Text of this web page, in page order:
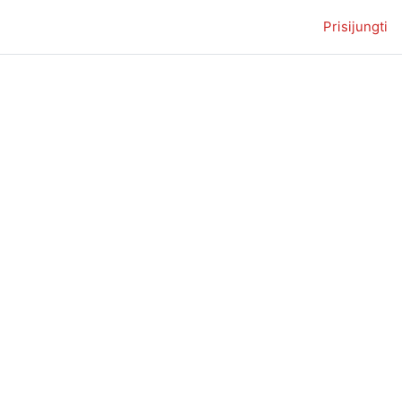
Prisijungti